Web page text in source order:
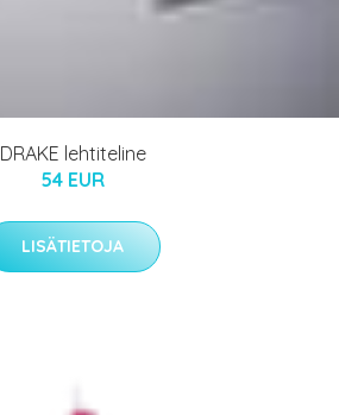
DRAKE lehtiteline
54 EUR
LISÄTIETOJA